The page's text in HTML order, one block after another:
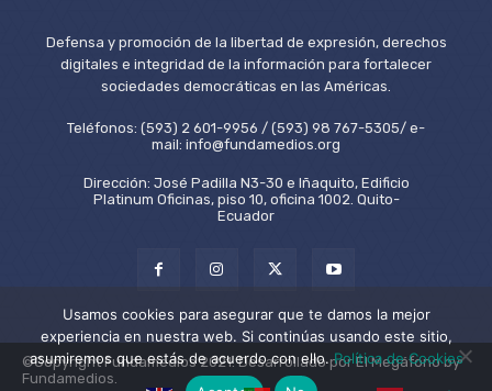
Defensa y promoción de la libertad de expresión, derechos
digitales e integridad de la información para fortalecer
sociedades democráticas en las Américas.
Teléfonos: (593) 2 601-9956 / (593) 98 767-5305/ e-
mail: info@fundamedios.org
Dirección: José Padilla N3-30 e Iñaquito, Edificio
Platinum Oficinas, piso 10, oficina 1002. Quito-
Ecuador
©Copyright Fundamedios 2021. Desarrollado por El Megáfono by
Fundamedios.
Usamos cookies para asegurar que te damos la mejor
experiencia en nuestra web. Si continúas usando este sitio,
asumiremos que estás de acuerdo con ello.Política de Cookies